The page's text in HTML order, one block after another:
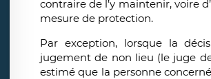
contraire de l’y maintenir, voire
mesure de protection.
Par exception, lorsque la
jugement de non lieu (le juge
estimé que la personne